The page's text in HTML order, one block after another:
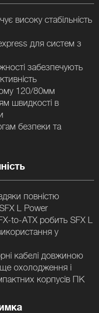
високу стабільність
для систем з
забезпечують
120/80мм
швидкості в
безпеки та
повністю
L Power
to-ATX робить SFX L
у
кабелі довжиною
охолодження і
корпусів ПК